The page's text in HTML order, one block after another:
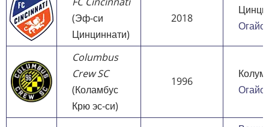
(Эф-си
Цинциннати)
2018
Огайо
Columbus
Crew SC
(Коламбус
Крю эс-си)
1996
Огайо